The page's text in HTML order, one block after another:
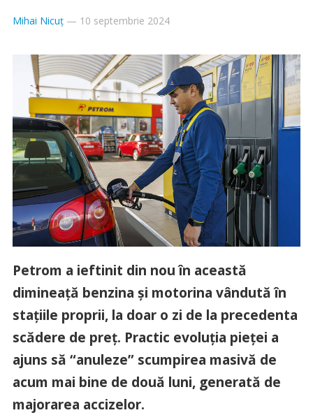
Mihai Nicuț— 10 septembrie 2024
Petrom a ieftinit din nou în această
dimineață benzina și motorina vândută în
stațiile proprii, la doar o zi de la precedenta
scădere de preț. Practic evoluția pieței a
ajuns să “anuleze” scumpirea masivă de
acum mai bine de două luni, generată de
majorarea accizelor.